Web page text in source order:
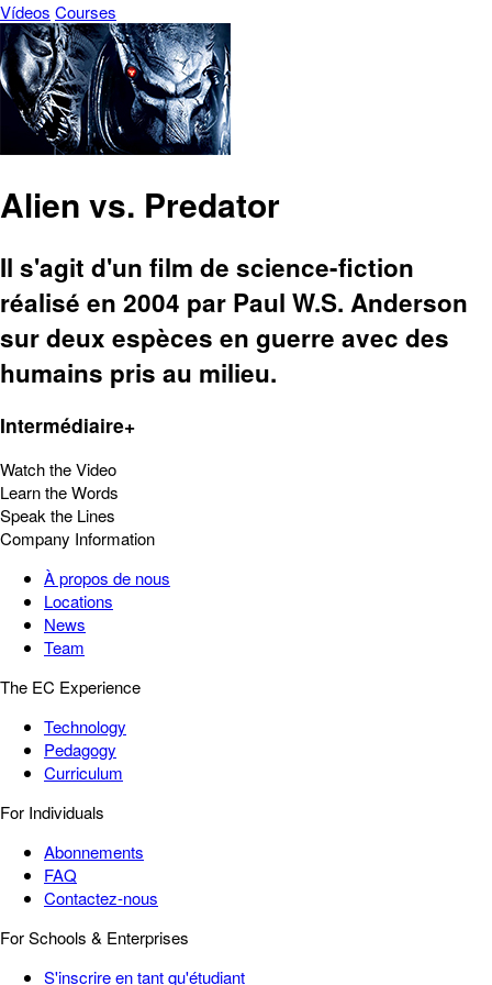
Vídeos Courses
Alien vs. Predator
Il s'agit d'un film de science-fiction
réalisé en 2004 par Paul W.S. Anderson
sur deux espèces en guerre avec des
humains pris au milieu.
Intermédiaire+
Watch the Video
Learn the Words
Speak the Lines
Company Information
À propos de nous
Locations
News
Team
The EC Experience
Technology
Pedagogy
Curriculum
For Individuals
Abonnements
FAQ
Contactez-nous
For Schools & Enterprises
S'inscrire en tant qu'étudiant